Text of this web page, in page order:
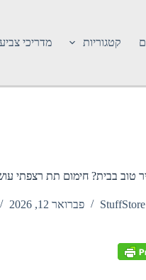
קטגוריות מדריכי
טוב בבית? חימום תת רצפתי
StuffStore פברואר 12, 2026